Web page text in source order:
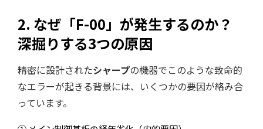
2. なぜ「F-00」が発生するのか？
深掘りする3つの原因
精密に設計されたシャープの機器でこのような致命的
なエラーが起きる背景には、いくつかの要因が絡み合
っています。